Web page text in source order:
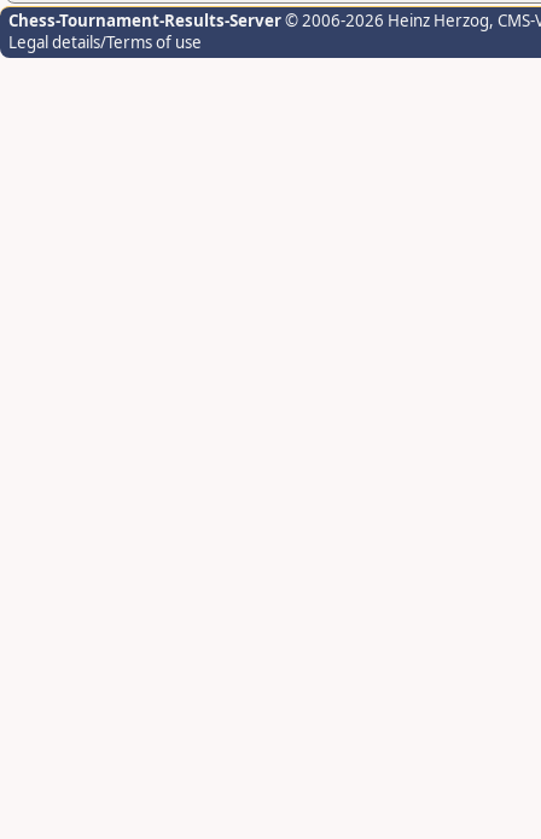
Chess-Tournament-Results-Server© 2006-2026 Heinz Herzog,
Legal details/Terms of use